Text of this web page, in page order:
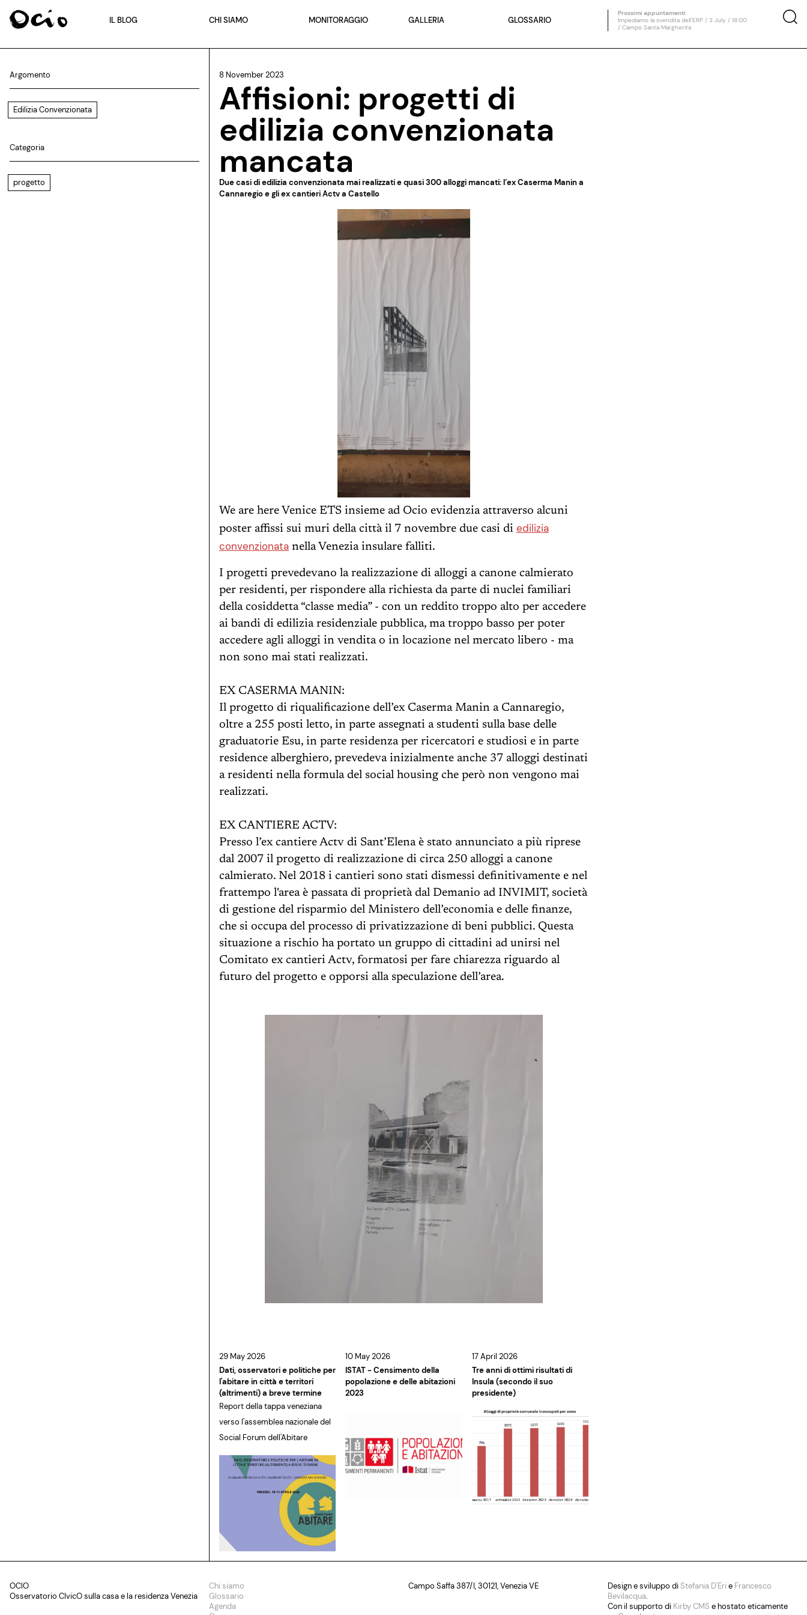
IL BLOG CHI SIAMO MONITORAGGIO GALLERIA GLOSSARIO
Prossimi appuntamenti
Impediamo la svendita dell'ERP / 3 July / 18:00
/ Campo Santa Margherita
Argomento
Edilizia Convenzionata
Categoria
progetto
8 November 2023
Affisioni: progetti di
edilizia convenzionata
mancata
Due casi di edilizia convenzionata mai realizzati e quasi 300 alloggi mancati: l’ex Caserma Manin a
Cannaregio e gli ex cantieri Actv a Castello
We are here Venice ETS insieme ad Ocio evidenzia attraverso alcuni
poster affissi sui muri della città il 7 novembre due casi di edilizia
convenzionata nella Venezia insulare falliti.
I progetti prevedevano la realizzazione di alloggi a canone calmierato
per residenti, per rispondere alla richiesta da parte di nuclei familiari
della cosiddetta “classe media” - con un reddito troppo alto per accedere
ai bandi di edilizia residenziale pubblica, ma troppo basso per poter
accedere agli alloggi in vendita o in locazione nel mercato libero - ma
non sono mai stati realizzati.
EX CASERMA MANIN:
Il progetto di riqualificazione dell’ex Caserma Manin a Cannaregio,
oltre a 255 posti letto, in parte assegnati a studenti sulla base delle
graduatorie Esu, in parte residenza per ricercatori e studiosi e in parte
residence alberghiero, prevedeva inizialmente anche 37 alloggi destinati
a residenti nella formula del social housing che però non vengono mai
realizzati.
EX CANTIERE ACTV:
Presso l’ex cantiere Actv di Sant’Elena è stato annunciato a più riprese
dal 2007 il progetto di realizzazione di circa 250 alloggi a canone
calmierato. Nel 2018 i cantieri sono stati dismessi definitivamente e nel
frattempo l'area è passata di proprietà dal Demanio ad INVIMIT, società
di gestione del risparmio del Ministero dell’economia e delle finanze,
che si occupa del processo di privatizzazione di beni pubblici. Questa
situazione a rischio ha portato un gruppo di cittadini ad unirsi nel
Comitato ex cantieri Actv, formatosi per fare chiarezza riguardo al
futuro del progetto e opporsi alla speculazione dell’area.
29 May 2026
Dati, osservatori e politiche per
l'abitare in città e territori
(altrimenti) a breve termine
Report della tappa veneziana
verso l'assemblea nazionale del
Social Forum dell'Abitare
10 May 2026
ISTAT - Censimento della
popolazione e delle abitazioni
2023
17 April 2026
Tre anni di ottimi risultati di
Insula (secondo il suo
presidente)
OCIO
Osservatorio CIvicO sulla casa e la residenza Venezia
Chi siamo
Glossario
Agenda
Campo Saffa 387/I, 30121, Venezia VE Design e sviluppo diStefania D'Eri e Francesco
Bevilacqua.
Con il supporto di Kirby CMS e hostato eticamente